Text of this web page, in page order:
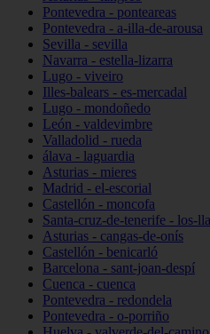
Pontevedra - ponteareas
Pontevedra - a-illa-de-arousa
Sevilla - sevilla
Navarra - estella-lizarra
Lugo - viveiro
Illes-balears - es-mercadal
Lugo - mondoñedo
León - valdevimbre
Valladolid - rueda
álava - laguardia
Asturias - mieres
Madrid - el-escorial
Castellón - moncofa
Santa-cruz-de-tenerife - los-
Asturias - cangas-de-onís
Castellón - benicarló
Barcelona - sant-joan-despí
Cuenca - cuenca
Pontevedra - redondela
Pontevedra - o-porriño